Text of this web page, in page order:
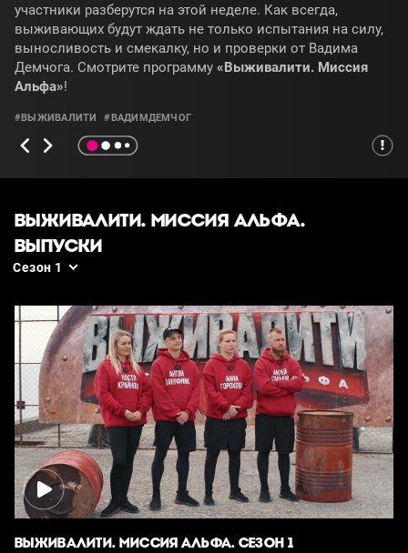
участники разберутся на этой неделе. Как всегда,
выживающих будут ждать не только испытания на силу,
выносливость и смекалку, но и проверки от Вадима
Демчога. Смотрите программу «Выживалити. Миссия
Альфа»!
#ВЫЖИВАЛИТИ #ВАДИМДЕМЧОГ
ВЫЖИВАЛИТИ. МИССИЯ АЛЬФА.
ВЫПУСКИ
Сезон 1
ВЫЖИВАЛИТИ. МИССИЯ АЛЬФА. СЕЗОН 1